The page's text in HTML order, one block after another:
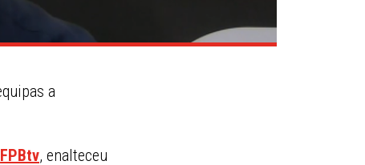
a
FPBtv, enalteceu